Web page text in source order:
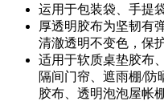
运用于包装袋、手提
厚透明胶布为坚韧有
清澈透明不变色，保
适用于软质桌垫胶布
隔间门帘、遮雨棚/防
胶布、透明泡泡屋帐